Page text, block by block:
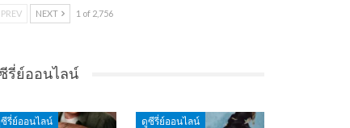
PREV NEXT 1 of 2,756
รี่ย์ออนไลน์
รี่ย์ออนไลน์ ดูซีรี่ย์ออนไลน์